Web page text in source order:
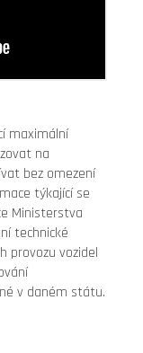
maximální
na
bez omezení
týkající se
Ministerstva
technické
provozu vozidel
v daném státu.